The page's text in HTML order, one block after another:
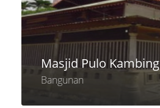
Masjid Pulo Kambing
Bangunan